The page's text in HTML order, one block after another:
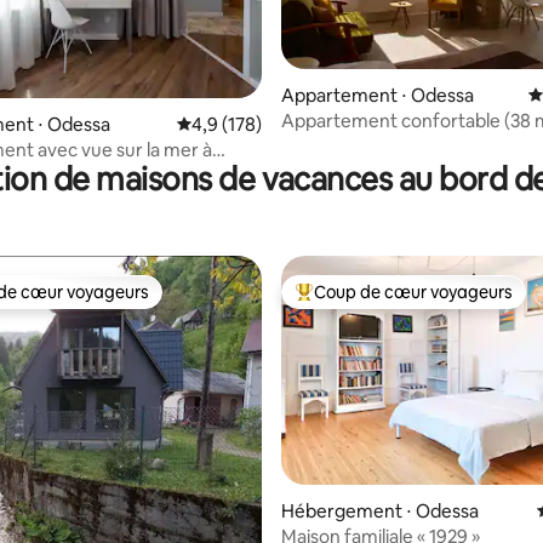
la base de 79 commentaires : 4,97 sur 5
⋅ Odessa Évaluation moyenne sur la base de 178
4,9 (178)
avec vue sur la mer à
Appartement ⋅ Odessa
Appartement confortable (38
de maisons de vacances au bord
cœur voyageurs les plus appréciés
cœur voyageurs Coups de cœur voyageurs les
Coup de cœur voyageurs
Hébergement ⋅ Odessa
Maison familiale « 1929 »